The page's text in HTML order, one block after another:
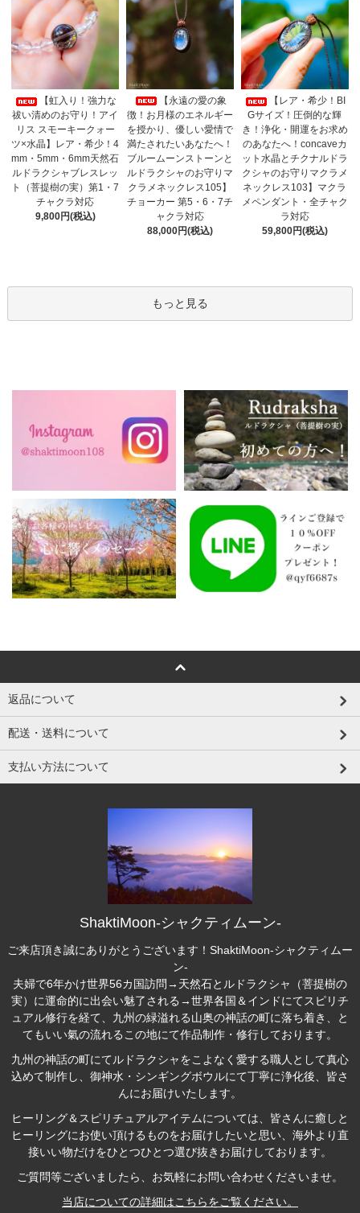
【虹入り！強力な
祓い清めのお守り！アイ
リス スモーキークォー
ツ×水晶】レア・希少！4
mm・5mm・6mm天然石
ルドラクシャブレスレッ
ト（菩提樹の実）第1・7
チャクラ対応
9,800円(税込)
【永遠の愛の象
徴！お月様のエネルギー
を授かり、優しい愛情で
満たされたいあなたへ！
ブルームーンストーンと
ルドラクシャのお守りマ
クラメネックレス105】
チョーカー 第5・6・7チ
ャクラ対応
88,000円(税込)
【レア・希少！BI
Gサイズ！圧倒的な輝
き！浄化・開運をお求め
のあなたへ！concaveカ
ット水晶とチクナルドラ
クシャのお守りマクラメ
ネックレス103】マクラ
メペンダント・全チャク
ラ対応
59,800円(税込)
もっと見る
返品について
配送・送料について
支払い方法について
ShaktiMoon-シャクティムーン-
ご来店頂き誠にありがとうございます！ShaktiMoon-シャクティムー
ン-
夫婦で6年かけ世界56カ国訪問→天然石とルドラクシャ（菩提樹の
実）に運命的に出会い魅了される→世界各国＆インドにてスピリチ
ュアル修行を経て、九州の緑溢れる山奥の神話の町に落ち着き、と
てもいい氣の流れるこの地にて作品制作・修行しております。
九州の神話の町にてルドラクシャをこよなく愛する職人として真心
込めて制作し、御神水・シンギングボウルにて丁寧に浄化後、皆さ
んにお届けいたします。
ヒーリング＆スピリチュアルアイテムについては、皆さんに癒しと
ヒーリングにお使い頂けるものをお届けしたいと思い、海外より直
接いい物だけをひとつひとつ選び抜きお届けしております。
ご質問等ございましたら、お気軽にお問い合わせくださいませ。
当店についての詳細はこちらをご覧ください。